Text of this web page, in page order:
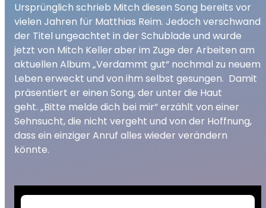
Ursprünglich schrieb Mitch diesen Song bereits vor
vielen Jahren für Matthias Reim. Jedoch verschwand
der Titel ungeachtet in der Schublade und wurde
jetzt von Mitch Kelleraber im Zuge der Arbeiten am
aktuellen Album „Verdammt gut“ nochmal zu neuem
Leben erweckt und von ihm selbst gesungen. Damit
präsentiert er einen Song, der unter die Haut
geht. „Bitte melde dich bei mir“ erzählt von einer
Sehnsucht, die nicht vergeht und von der Hoffnung,
dass ein einziger Anruf alles wieder verändern
könnte.